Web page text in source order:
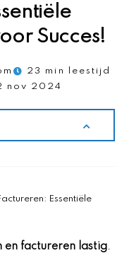
Succes!
23 min leestijd
nov 2024
Essentiële
en factureren lastig.